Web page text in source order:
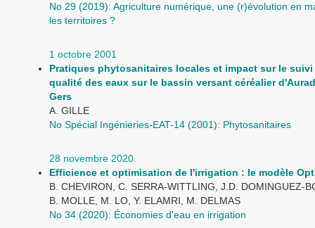
No 29 (2019): Agriculture numérique, une (r)évolution en
les territoires ?
1 octobre 2001
Pratiques phytosanitaires locales et impact sur le suivi
qualité des eaux sur le bassin versant céréalier
Gers
A. GILLE
No Spécial Ingénieries-EAT-14 (2001): Phytosanitaires
28 novembre 2020
Efficience et optimisation de l'irrigation : le modèle
B. CHEVIRON, C. SERRA-WITTLING, J.D. DOMINGUEZ-
B. MOLLE, M. LO, Y. ELAMRI, M. DELMAS
No 34 (2020): Économies d'eau en irrigation